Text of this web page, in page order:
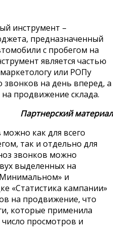
инструмент –
предназначенный
с пробегом на
является частью
или РОПу
звонков на день вперед, а
продвижение склада.
Партнерский материал​
как для всего
так и отдельно для
звонков можно
выделенных на
и
«Статистика кампании»
на продвижение, что
которые применила
просмотров и